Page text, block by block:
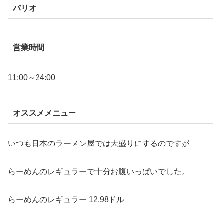
バリオ
営業時間
11:00～24:00
オススメメニュー
いつも日本のラーメン屋では大盛りにするのですが
らーめんのレギュラーで十分お腹いっぱいでした。
らーめんのレギュラー 12.98ドル